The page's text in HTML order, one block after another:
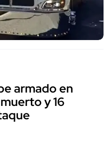
armado en
y 16